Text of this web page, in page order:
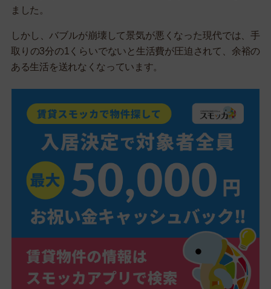
ました。
しかし、バブルが崩壊して景気が悪くなった現代では、手
取りの3分の1くらいでないと生活費が圧迫されて、余裕の
ある生活を送れなくなっています。